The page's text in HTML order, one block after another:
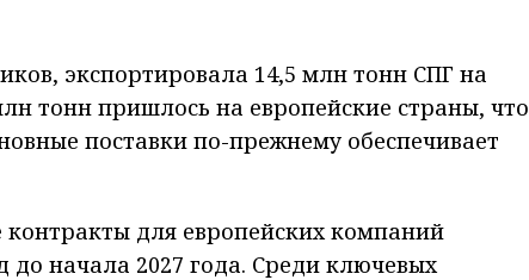
экспортировала 14,5 млн тонн СПГ на
тонн пришлось на европейские страны, что
поставки по-прежнему обеспечивает
для европейских компаний
начала 2027 года. Среди ключевых